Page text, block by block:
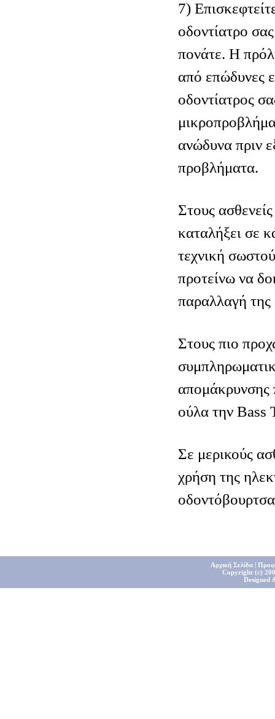
7)
οδοντίατρο
πονάτε. Η
από επώδυνες
οδοντίατρος
ανώδυνα πριν
προβλήματα.
Στους
καταλήξει σε
τεχνική
προτείνω να
παραλλαγή της
Στους πιο
ούλα την Βass
Σε μερικούς
χρήση της
Αρχική Σελίδα|
Copyright (c)
Designed